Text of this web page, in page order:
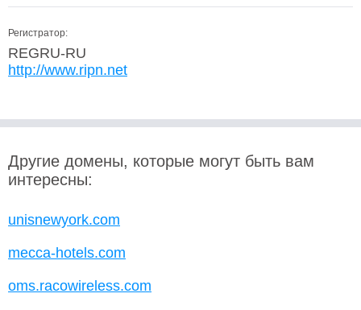
Регистратор:
REGRU-RU
http://www.ripn.net
Другие домены, которые могут быть вам
интересны:
unisnewyork.com
mecca-hotels.com
oms.racowireless.com